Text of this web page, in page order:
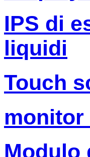
IPS di
liquidi
Touch
monitor
Modulo